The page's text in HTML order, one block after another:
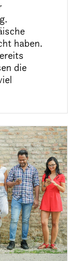
haben.
die